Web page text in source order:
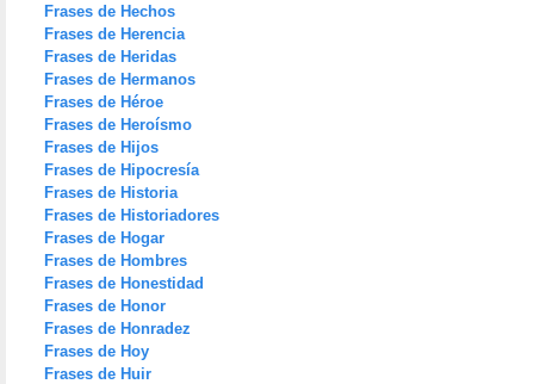
Frases de Hechos
Frases de Herencia
Frases de Heridas
Frases de Hermanos
Frases de Héroe
Frases de Heroísmo
Frases de Hijos
Frases de Hipocresía
Frases de Historia
Frases de Historiadores
Frases de Hogar
Frases de Hombres
Frases de Honestidad
Frases de Honor
Frases de Honradez
Frases de Hoy
Frases de Huir